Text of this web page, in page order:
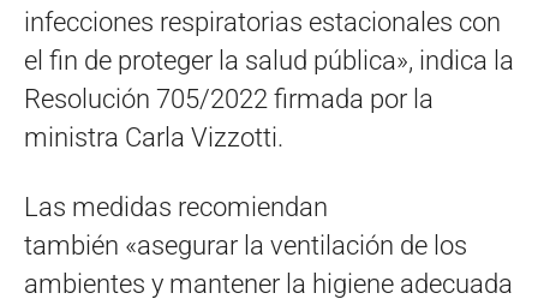
infecciones respiratorias estacionales con
el fin de proteger la salud pública», indica la
Resolución 705/2022 firmada por la
ministra Carla Vizzotti.
Las medidas recomiendan
también «asegurar la ventilación de los
ambientes y mantener la higiene adecuada